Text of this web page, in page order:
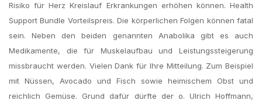
Risiko für Herz Kreislauf Erkrankungen erhöhen können. Health
Support Bundle Vorteilspreis. Die körperlichen Folgen können fatal
sein. Neben den beiden genannten Anabolika gibt es auch
Medikamente, die für Muskelaufbau und Leistungssteigerung
missbraucht werden. Vielen Dank für Ihre Mitteilung. Zum Beispiel
mit Nüssen, Avocado und Fisch sowie heimischem Obst und
reichlich Gemüse. Grund dafür dürfte der o. Ulrich Hoffmann,